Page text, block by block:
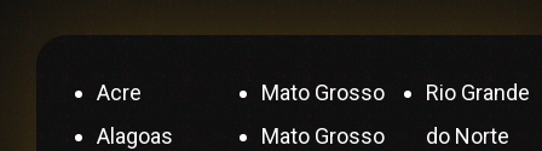
Acre
Alagoas
Mato Grosso
Mato Grosso
Rio Grande
do Norte